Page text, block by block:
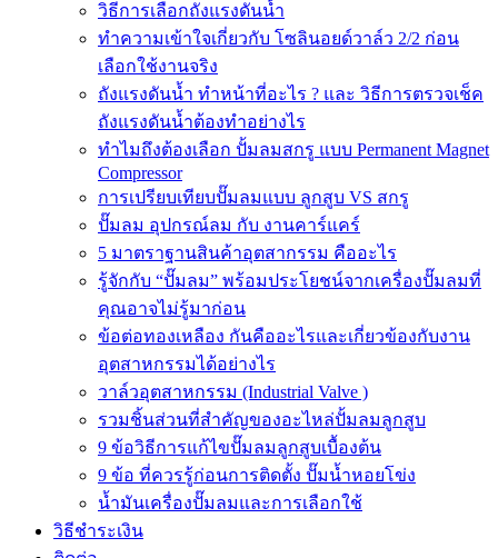
วิธีการเลือกถังแรงดันน้ำ
ทำความเข้าใจเกี่ยวกับ โซลินอยด์วาล์ว 2/2 ก่อน
เลือกใช้งานจริง
ถังแรงดันน้ำ ทำหน้าที่อะไร ? และ วิธีการตรวจเช็ค
ถังแรงดันน้ำต้องทำอย่างไร
ทำไมถึงต้องเลือก ปั้มลมสกรู แบบ Permanent Magnet
Compressor
การเปรียบเทียบปั๊มลมแบบ ลูกสูบ VS สกรู
ปั๊มลม อุปกรณ์ลม กับ งานคาร์แคร์
5 มาตราฐานสินค้าอุตสากรรม คืออะไร
รู้จักกับ “ปั๊มลม” พร้อมประโยชน์จากเครื่องปั๊มลมที่
คุณอาจไม่รู้มาก่อน
ข้อต่อทองเหลือง กันคืออะไรและเกี่ยวข้องกับงาน
อุตสาหกรรมได้อย่างไร
วาล์วอุตสาหกรรม (Industrial Valve )
รวมชิ้นส่วนที่สำคัญของอะไหล่ปั้มลมลูกสูบ
9 ข้อวิธีการแก้ไขปั๊มลมลูกสูบเบื้องต้น
9 ข้อ ที่ควรรู้ก่อนการติดตั้ง ปั๊มน้ำหอยโข่ง
น้ำมันเครื่องปั๊มลมและการเลือกใช้
วิธีชำระเงิน